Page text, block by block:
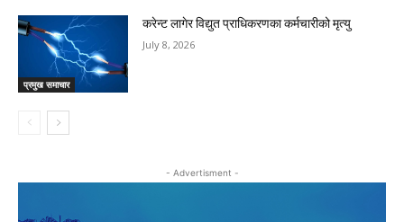
प्रमुख समाचार
करेन्ट लागेर विद्युत प्राधिकरणका कर्मचारीको मृत्यु
July 8, 2026
- Advertisment -